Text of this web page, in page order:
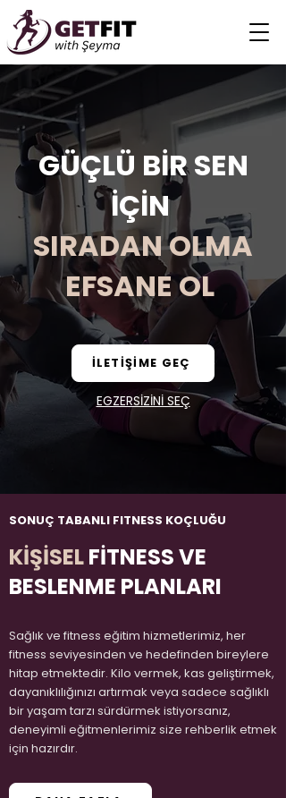
GÜÇLÜ BİR SEN
İÇİN
SIRADAN OLMA
EFSANE OL
İLETİŞİME GEÇ
EGZERSİZİNİ SEÇ
SONUÇ TABANLI FITNESS KOÇLUĞU
KİŞİSELFİTNESS VE
BESLENME PLANLARI
Sağlık ve fitness eğitim hizmetlerimiz, her
fitness seviyesinden ve hedefinden bireylere
hitap etmektedir. Kilo vermek, kas geliştirmek,
dayanıklılığınızı artırmak veya sadece sağlıklı
bir yaşam tarzı sürdürmek istiyorsanız,
deneyimli eğitmenlerimiz size rehberlik etmek
için hazırdır.